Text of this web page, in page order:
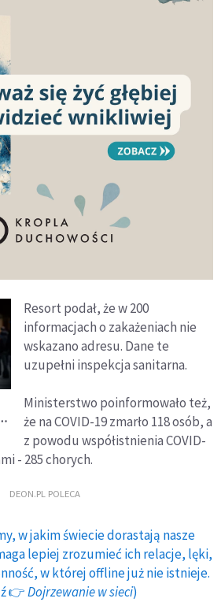
Resort podał, że w 200
informacjach o zakażeniach nie
wskazano adresu. Dane te
uzupełni inspekcja sanitarna.
Ministerstwo poinformowało też,
że na COVID-19 zmarło 118 osób, a
z powodu współistnienia COVID-
- 285 chorych.
DEON.PL POLECA
w jakim świecie dorastają nasze
lepiej zrozumieć ich relacje, lęki,
w której offline już nie istnieje.
👉Dojrzewanie w sieci)